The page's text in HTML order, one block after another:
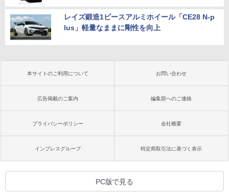
レイズ鍛造1ピースアルミホイール「CE28 N-p
lus」軽量なままに剛性を向上
本サイトのご利用について お問い合わせ
広告掲載のご案内 編集部へのご連絡
プライバシーポリシー 会社概要
インプレスグループ 特定商取引法に基づく表示
PC版で見る